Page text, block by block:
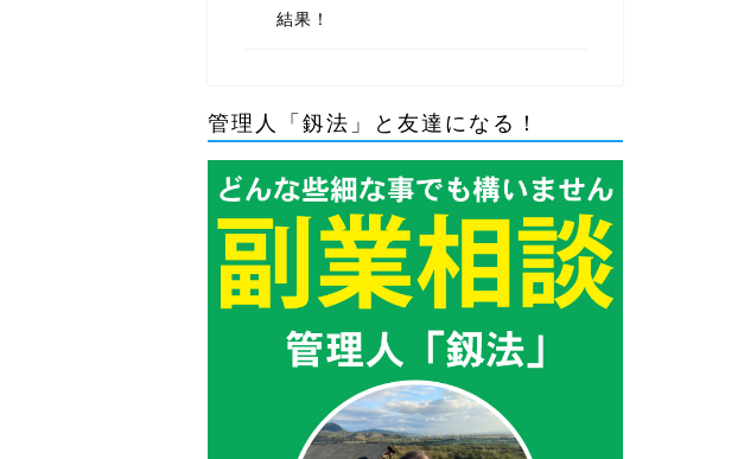
結果！
管理人「釼法」と友達になる！